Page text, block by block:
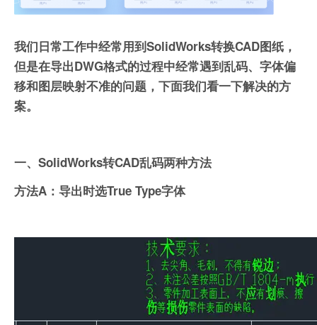
我们日常工作中经常用到SolidWorks转换CAD图纸，
但是在导出DWG格式的过程中经常遇到乱码、字体偏
移和图层映射不准的问题，下面我们看一下解决的方
案。
一、 SolidWorks转CAD乱码两种方法
方法A：导出时选True Type字体